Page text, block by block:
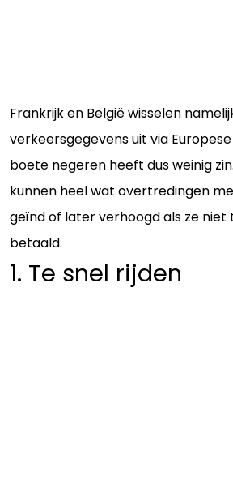
Frankrijk en België wisselen
verkeersgegevens uit via
boete negeren heeft dus weinig
kunnen heel wat overtredingen
geïnd of later verhoogd als ze niet
betaald.
1. Te snel rijden